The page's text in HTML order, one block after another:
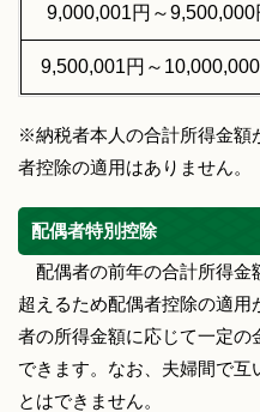
9,000,001円～9,500,000
9,500,001円～
※納税者本人の合計所得金額
者控除の適用はありません。
配偶者特別控除
配偶者の前年の合計所得金
超えるため配偶者控除の適
者の所得金額に応じて一定
できます。なお、夫婦間で互
とはできません。